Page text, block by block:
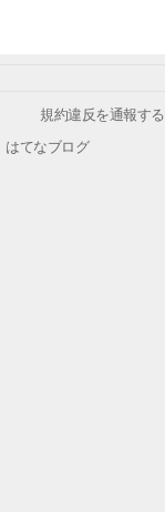
規約違反を通報する
はてなブログ